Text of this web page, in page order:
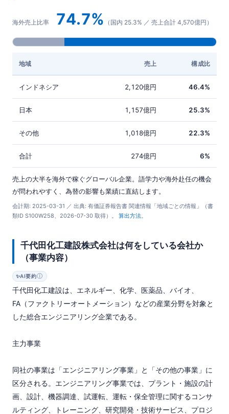
海外売上比率 74.7% （国内 25.3% ／ 売上合計 4,570億円）
地域 売上 構成比
インドネシア 2,120億円 46.4%
日本 1,157億円 25.3%
その他 1,018億円 22.3%
合計 274億円 6%
売上の大半を海外で稼ぐグローバル企業。語学力や海外赴任の機会
が問われやすく、為替の影響も業績に直結します。
会計期: 2025-03-31 ／ 出典: 有価証券報告書 関連情報「地域ごとの情報」（書
類ID S100W258、2026-07-30 取得）。 算出方法
千代田化工建設株式会社は何をしている会社か
（事業内容）
✨AI要約ⓘ
千代田化工建設は、エネルギー、化学、医薬品、バイオ、
FA（ファクトリーオートメーション）などの産業分野を対象と
した総合エンジニアリング企業である。
主力事業
同社の事業は「エンジニアリング事業」と「その他の事業」に
区分される。エンジニアリング事業では、プラント・施設の計
画、設計、機器調達、試運転、運転・保全管理に関するコンサ
ルティング、トレーニング、研究開発・技術サービス、プロジ